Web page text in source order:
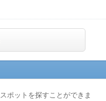
ポットを探すことができま